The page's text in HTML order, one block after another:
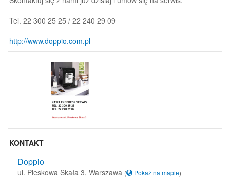
Tel. 22 300 25 25 / 22 240 29 09
http://www.doppio.com.pl
KONTAKT
Doppio
ul. Pieskowa Skała 3, Warszawa ( Pokaż na mapie)